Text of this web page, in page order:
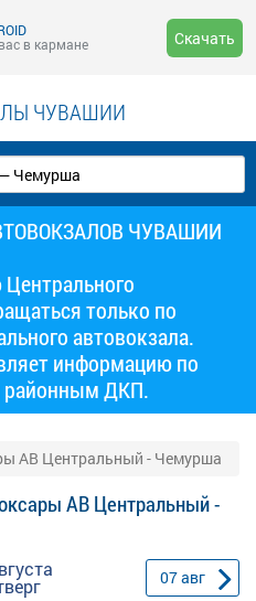
в кармане
Скачать
ЧУВАШИИ
ЧУВАШИИ
только по
автовокзала.
информацию по
районным ДКП.
АВ Центральный - Чемурша
АВ Центральный -
07авг